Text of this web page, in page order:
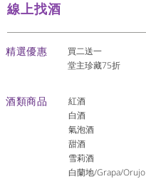
線上找酒
​精選優惠
買二送一
堂主珍藏75折
酒類商品
紅酒
白酒
氣泡酒
​甜酒
雪莉酒
白蘭地/Grapa/Orujo